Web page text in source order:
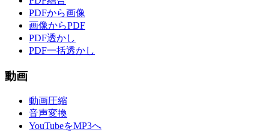
PDFから画像
画像からPDF
PDF透かし
PDF一括透かし
動画
動画圧縮
音声変換
YouTubeをMP3へ